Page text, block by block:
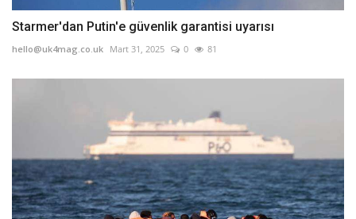
Starmer'dan Putin'e güvenlik garantisi uyarısı
hello@uk4mag.co.uk Mart 31, 2025 0 81